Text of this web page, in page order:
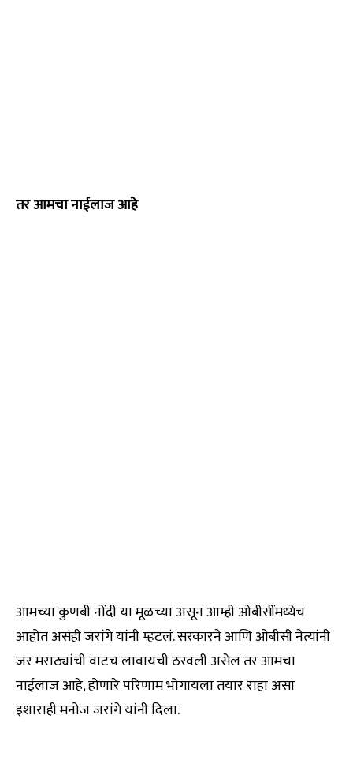
तर आमचा नाईलाज आहे
आमच्या कुणबी नोंदी या मूळच्या असून आम्ही ओबीसींमध्येच
आहोत असंही जरांगे यांनी म्हटलं. सरकारने आणि ओबीसी नेत्यांनी
जर मराठ्यांची वाटच लावायची ठरवली असेल तर आमचा
नाईलाज आहे, होणारे परिणाम भोगायला तयार राहा असा
इशाराही मनोज जरांगे यांनी दिला.